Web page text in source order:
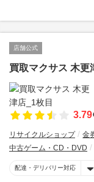
店舗公式
買取マクサス 木更
3.79
リサイクルショップ 金
中古ゲーム・CD・DVD
配達・デリバリー対応